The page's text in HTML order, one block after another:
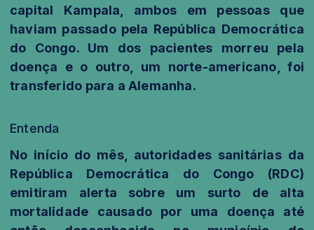
capital Kampala, ambos em pessoas que
haviam passado pela República Democrática
do Congo. Um dos pacientes morreu pela
doença e o outro, um norte-americano, foi
transferido para a Alemanha.
Entenda
No início do mês, autoridades sanitárias da
República Democrática do Congo (RDC)
emitiram alerta sobre um surto de alta
mortalidade causado por uma doença até